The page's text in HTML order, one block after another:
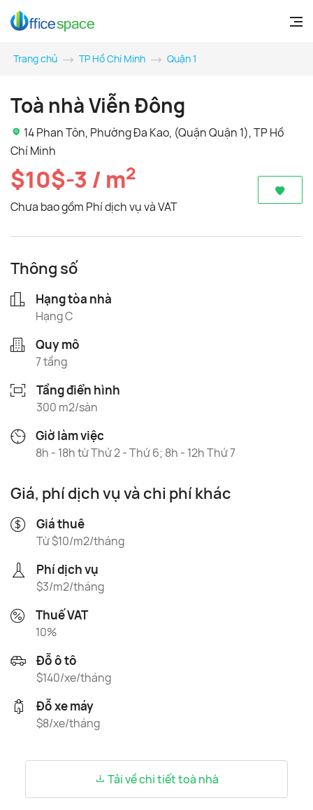
Trang chủ TP Hồ Chí Minh Quận 1
Toà nhà Viễn Đông
14 Phan Tôn, Phường Đa Kao, (Quận Quận 1), TP Hồ
Chí Minh
$10$-3 / m2
Chưa bao gồm Phí dịch vụ và VAT
Thông số
Hạng tòa nhà
Hạng C
Quy mô
7 tầng
Tầng điển hình
300 m2/sàn
Giờ làm việc
8h - 18h từ Thứ 2 - Thứ 6; 8h - 12h Thứ 7
Giá, phí dịch vụ và chi phí khác
Giá thuê
Từ $10/m2/tháng
Phí dịch vụ
$3/m2/tháng
Thuế VAT
10%
Đỗ ô tô
$140/xe/tháng
Đỗ xe máy
$8/xe/tháng
Tải về chi tiết toà nhà